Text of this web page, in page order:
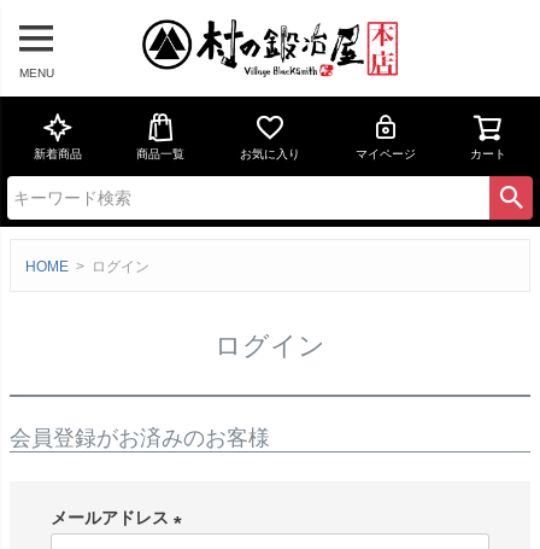
MENU
新着商品 商品一覧 お気に入り マイページ カート
HOME ログイン
ログイン
会員登録がお済みのお客様
メールアドレス